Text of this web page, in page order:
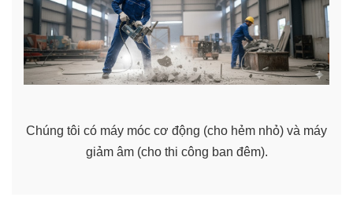
Chúng tôi có máy móc cơ động (cho hẻm nhỏ) và máy
giảm âm (cho thi công ban đêm).